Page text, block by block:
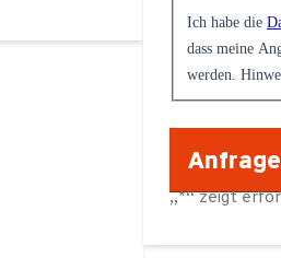
„*“ zeigt
Ich habe die
dass meine
werden.